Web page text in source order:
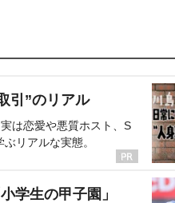
引”のリアル
は恋愛や悪質ホスト、S
リアルな実態。
学生の甲子園」